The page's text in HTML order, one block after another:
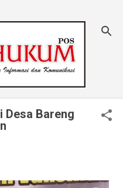
Desa Bareng